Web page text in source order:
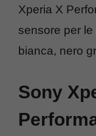
Xperia X
sensore per
bianca, nero
Sony